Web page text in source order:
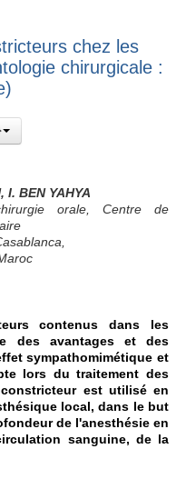
chez les
chirurgicale :
I. BEN YAHYA
orale, Centre de
contenus dans les
des avantages et des
sympathomimétique et
lors du traitement des
est utilisé en
local, dans le but
de l'anesthésie en
sanguine, de la